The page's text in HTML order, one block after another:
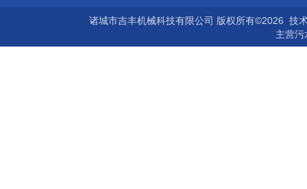
诸城市吉丰机械科技有限公司 版权所有©2026 技
主营污